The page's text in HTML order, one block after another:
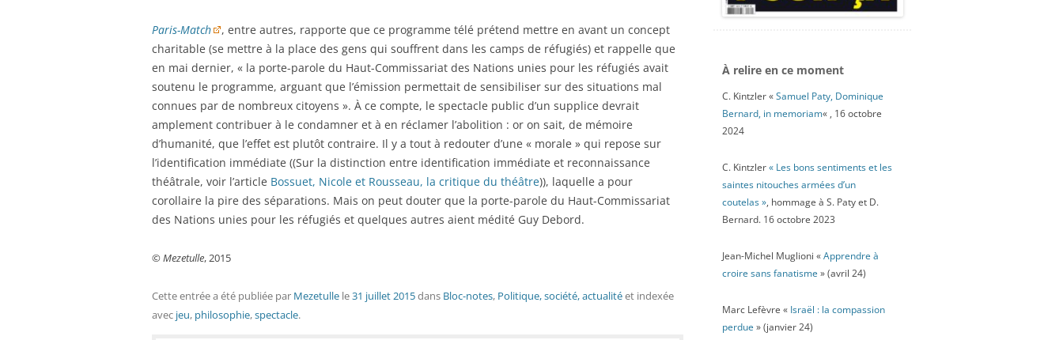
Paris-Match
, entre autres, rapporte que ce programme télé prétend mettre en avant un concept
charitable (se mettre à la place des gens qui souffrent dans les camps de réfugiés) et rappelle que
en mai dernier, « la porte-parole du Haut-Commissariat des Nations unies pour les réfugiés avait
soutenu le programme, arguant que l’émission permettait de sensibiliser sur des situations mal
connues par de nombreux citoyens ». À ce compte, le spectacle public d’un supplice devrait
amplement contribuer à le condamner et à en réclamer l’abolition : or on sait, de mémoire
d’humanité, que l’effet est plutôt contraire. Il y a tout à redouter d’une « morale » qui repose sur
l’identification immédiate ((Sur la distinction entre identification immédiate et reconnaissance
théâtrale, voir l’article Bossuet, Nicole et Rousseau, la critique du théâtre)), laquelle a pour
corollaire la pire des séparations. Mais on peut douter que la porte-parole du Haut-Commissariat
des Nations unies pour les réfugiés et quelques autres aient médité Guy Debord.
©Mezetulle, 2015
Cette entrée a été publiée par Mezetulle le31 juillet 2015dans Bloc-notes, Politique, société, actualitéet indexée
avec jeu, philosophie,spectacle.
À relire en ce moment
C. Kintzler «Samuel Paty, Dominique
Bernard, in memoriam« , 16 octobre
2024
C. Kintzler« Les bons sentiments et les
saintes nitouches armées d’un
coutelas », hommage à S. Paty et D.
Bernard. 16 octobre 2023
Jean-Michel Muglioni «Apprendre à
croire sans fanatisme » (avril 24)
Marc Lefèvre « Israël : la compassion
perdue » (janvier 24)